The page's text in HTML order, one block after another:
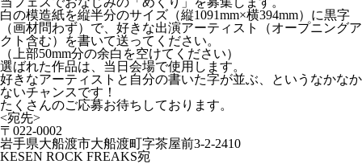
白の模造紙を縦半分のサイズ（縦1091mm×横394mm）に黒字
（画材問わず）で、好きな出演アーティスト（オープニングア
クト含む）を書いて送ってください。
（上部50mm分の余白を空けてください）
選ばれた作品は、当日会場で使用します。
好きなアーティストと自分の書いた字が並ぶ、というなかなか
ないチャンスです！
たくさんのご応募お待ちしております。
<宛先>
〒022-0002
岩手県大船渡市大船渡町字茶屋前3-2-2410
KESEN ROCK FREAKS宛